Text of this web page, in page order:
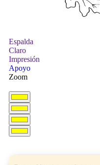
Espalda
Claro
Impresión
Apoyo
Zoom